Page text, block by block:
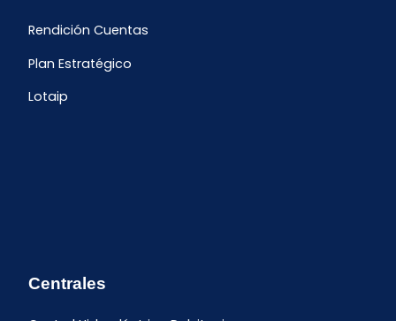
Rendición Cuentas
Plan Estratégico
Lotaip
Centrales